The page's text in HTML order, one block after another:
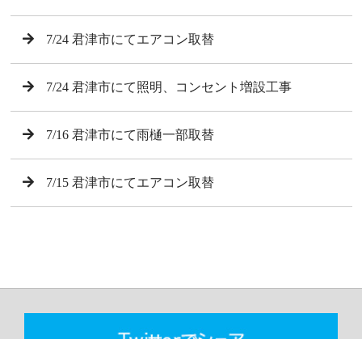
7/24 君津市にてエアコン取替
7/24 君津市にて照明、コンセント増設工事
7/16 君津市にて雨樋一部取替
7/15 君津市にてエアコン取替